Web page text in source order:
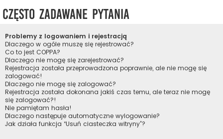
Często zadawane pytania
Problemy z logowaniem i rejestracją
Dlaczego w ogóle muszę się rejestrować?
Co to jest COPPA?
Dlaczego nie mogę się zarejestrować?
Rejestracja została przeprowadzona poprawnie, ale nie mogę się
zalogować!
Dlaczego nie mogę się zalogować?
Rejestracja została dokonana jakiś czas temu, ale teraz nie mogę
się zalogować?!
Nie pamiętam hasła!
Dlaczego następuje automatyczne wylogowanie?
Jak działa funkcja “Usuń ciasteczka witryny”?